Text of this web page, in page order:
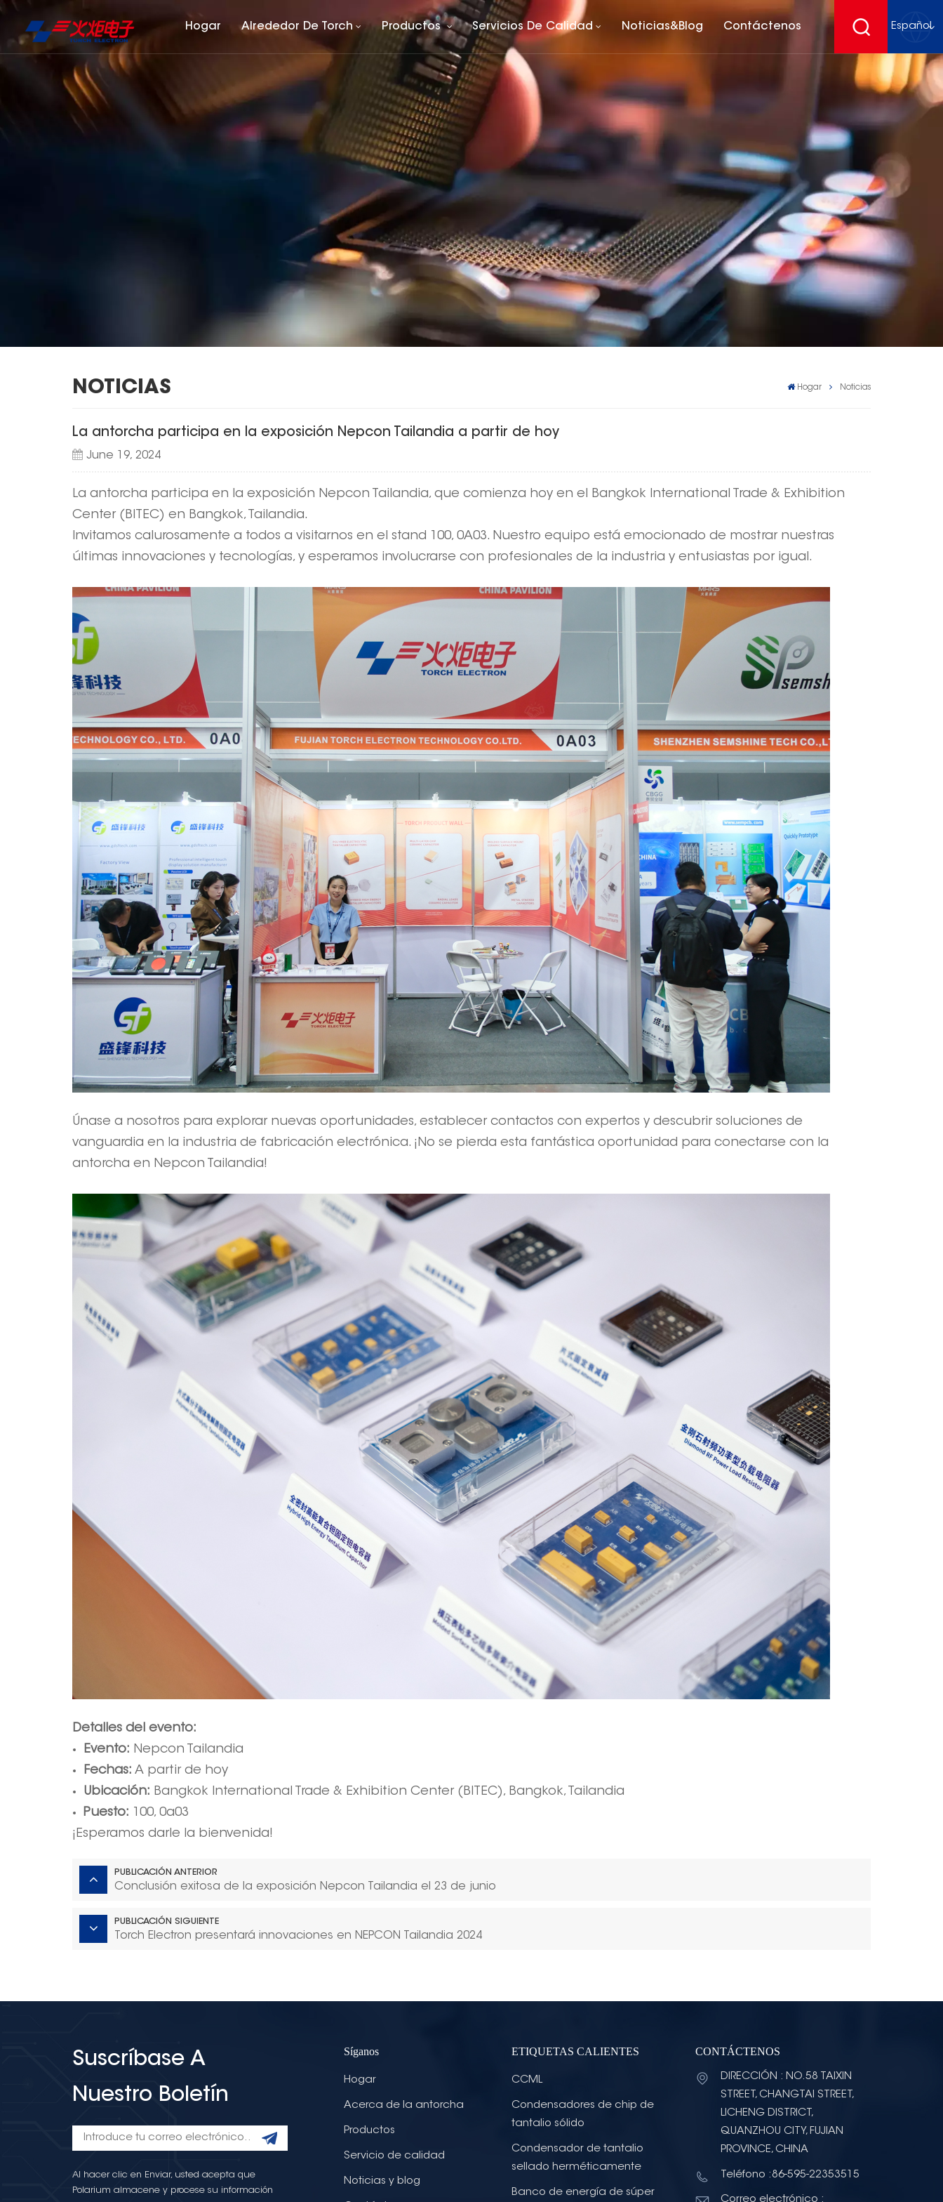
Hogar Alrededor De Torch Productos Servicios De Calidad Noticias&Blog Contáctenos Español
English
Deutsch
español
русский
NOTICIAS Hogar Noticias
La antorcha participa en la exposición Nepcon Tailandia a partir de hoy
June 19, 2024
La antorcha participa en la exposición Nepcon Tailandia, que comienza hoy en el Bangkok International Trade & Exhibition
Center (BITEC) en Bangkok, Tailandia.
Invitamos calurosamente a todos a visitarnos en el stand 100, 0A03. Nuestro equipo está emocionado de mostrar nuestras
últimas innovaciones y tecnologías, y esperamos involucrarse con profesionales de la industria y entusiastas por igual.
Únase a nosotros para explorar nuevas oportunidades, establecer contactos con expertos y descubrir soluciones de
vanguardia en la industria de fabricación electrónica. ¡No se pierda esta fantástica oportunidad para conectarse con la
antorcha en Nepcon Tailandia!
Detalles del evento:
Evento: Nepcon Tailandia
Fechas: A partir de hoy
Ubicación: Bangkok International Trade & Exhibition Center (BITEC), Bangkok, Tailandia
Puesto: 100, 0a03
¡Esperamos darle la bienvenida!
PUBLICACIÓN ANTERIOR
Conclusión exitosa de la exposición Nepcon Tailandia el 23 de junio
PUBLICACIÓN SIGUIENTE
Torch Electron presentará innovaciones en NEPCON Tailandia 2024
Suscríbase A
Nuestro Boletín
Al hacer clic en Enviar, usted acepta que
Polarium almacene y procese su información
Síganos
Hogar
Acerca de la antorcha
Productos
Servicio de calidad
Noticias y blog
ETIQUETAS CALIENTES
CCML
Condensadores de chip de
tantalio sólido
Condensador de tantalio
sellado herméticamente
Banco de energía de súper
CONTÁCTENOS
DIRECCIÓN : NO.58 TAIXIN
STREET, CHANGTAI STREET,
LICHENG DISTRICT,
QUANZHOU CITY, FUJIAN
PROVINCE, CHINA
Teléfono :86-595-22353515
Correo electrónico :